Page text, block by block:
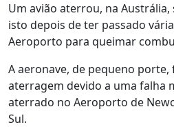
Um avião aterrou, na
isto depois de ter passado
Aeroporto para queimar
A aeronave, de pequeno
aterragem devido a uma falha
aterrado no Aeroporto de
Sul.